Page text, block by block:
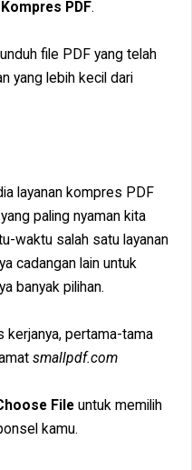
Kompres PDF.
file PDF yang telah
yang lebih kecil dari
layanan kompres PDF
paling nyaman kita
waktu salah satu layanan
cadangan lain untuk
banyak pilihan.
kerjanya, pertama-tama
smallpdf.com
File untuk memilih
kamu.